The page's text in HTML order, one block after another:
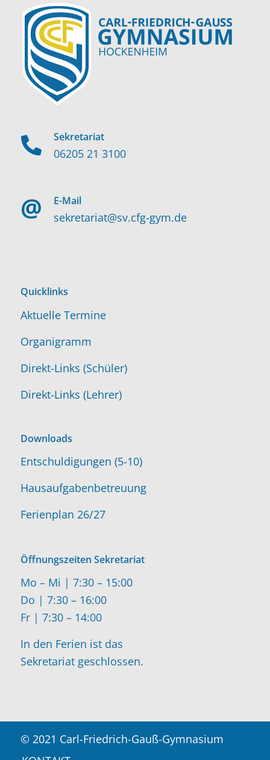
Sekretariat
06205 21 3100
E-Mail
sekretariat@sv.cfg-gym.de
Quicklinks
Aktuelle Termine
Organigramm
Direkt-Links (Schüler)
Direkt-Links (Lehrer)
Downloads
Entschuldigungen (5-10)
Hausaufgabenbetreuung
Ferienplan 26/27
Öffnungszeiten Sekretariat
Mo – Mi | 7:30 – 15:00
Do | 7:30 – 16:00
Fr | 7:30 – 14:00
In den Ferien ist das
Sekretariat geschlossen.
© 2021 Carl-Friedrich-Gauß-Gymnasium